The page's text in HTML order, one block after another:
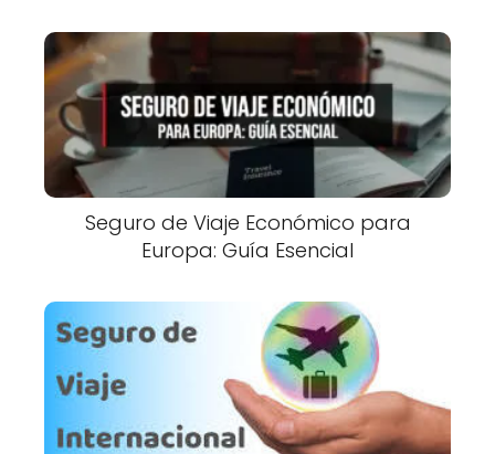
Seguro de Viaje Económico para
Europa: Guía Esencial